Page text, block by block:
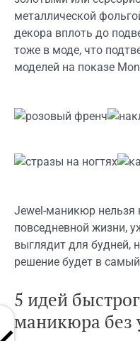
металлической
декора вплоть до
тоже в моде, что
моделей на показе
Jewel-маникюр нельзя
повседневной жизни,
выглядит для будней,
решение будет в
5 идей
маникюра без